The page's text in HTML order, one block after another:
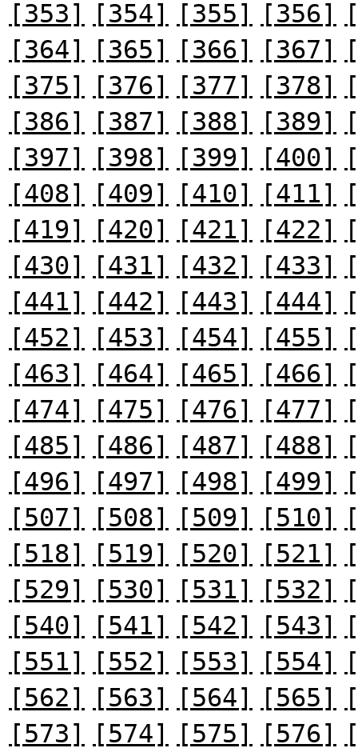
[353]
[354] [355] [356]
[364]
[365] [366] [367]
[375]
[376] [377] [378]
[386]
[387] [388] [389]
[397]
[398] [399] [400]
[408]
[409] [410] [411]
[419]
[420] [421] [422]
[430]
[431] [432] [433]
[441]
[442] [443] [444]
[452]
[453] [454] [455]
[463]
[464] [465] [466]
[474]
[475] [476] [477]
[485]
[486] [487] [488]
[496]
[497] [498] [499]
[507]
[508] [509] [510]
[518]
[519] [520] [521]
[529]
[530] [531] [532]
[540]
[541] [542] [543]
[551]
[552] [553] [554]
[562]
[563] [564] [565]
[573]
[574] [575] [576]